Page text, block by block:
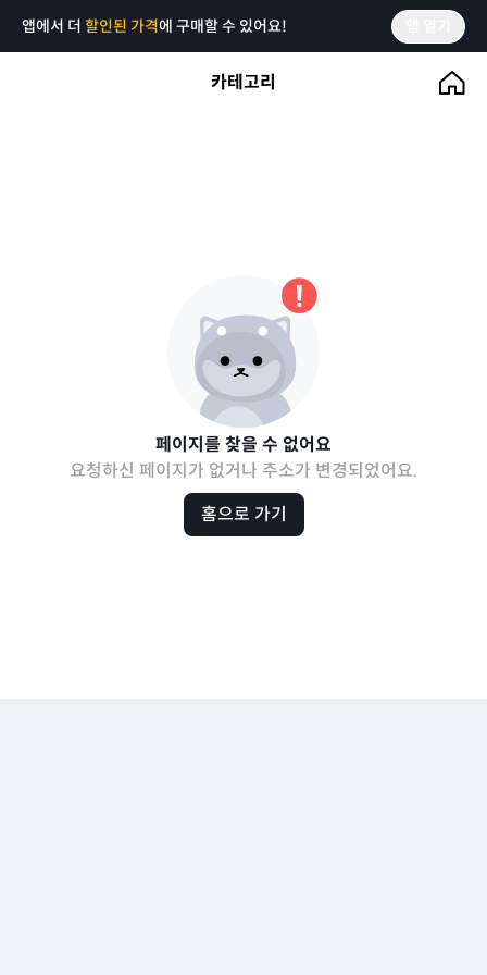
앱에서 더 할인된 가격에 구매할 수 있어요!
카테고리
페이지를 찾을 수 없어요
요청하신 페이지가 없거나 주소가 변경되었어요.
홈으로 가기